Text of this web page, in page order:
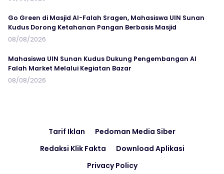
Go Green di Masjid Al-Falah Sragen, Mahasiswa UIN Sunan
Kudus Dorong Ketahanan Pangan Berbasis Masjid
08/08/2026
Mahasiswa UIN Sunan Kudus Dukung Pengembangan Al
Falah Market Melalui Kegiatan Bazar
08/08/2026
Tarif Iklan
Pedoman Media Siber
Redaksi Klik Fakta
Download Aplikasi
Privacy Policy